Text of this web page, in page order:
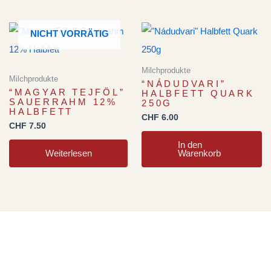
NICHT VORRÄTIG
Milchprodukte
“MAGYAR TEJFÖL”
SAUERRAHM 12%
HALBFETT
CHF 7.50
Weiterlesen
Milchprodukte
“NÁDUDVARI”
HALBFETT QUARK
250G
CHF 6.00
In den
Warenkorb